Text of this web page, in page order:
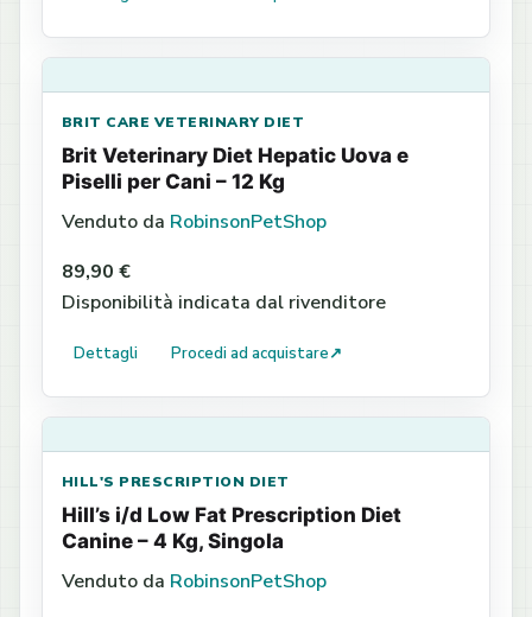
BRIT CARE VETERINARY DIET
Brit Veterinary Diet Hepatic Uova e
Piselli per Cani – 12 Kg
Venduto da RobinsonPetShop
89,90 €
Disponibilità indicata dal rivenditore
Dettagli Procedi ad acquistare↗
HILL'S PRESCRIPTION DIET
Hill’s i/d Low Fat Prescription Diet
Canine – 4 Kg, Singola
Venduto da RobinsonPetShop